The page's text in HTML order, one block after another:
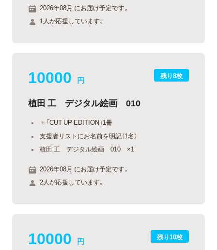
2026年08月 にお届け予定です。
1人が応援しています。
残り8枚
10000 円
植田 工 デジタル絵画 010
＋「CUT UP EDITION」1冊
支援者リストにお名前を明記（1名）
植田 工 デジタル絵画 010 ×1
2026年08月 にお届け予定です。
2人が応援しています。
残り10枚
10000 円